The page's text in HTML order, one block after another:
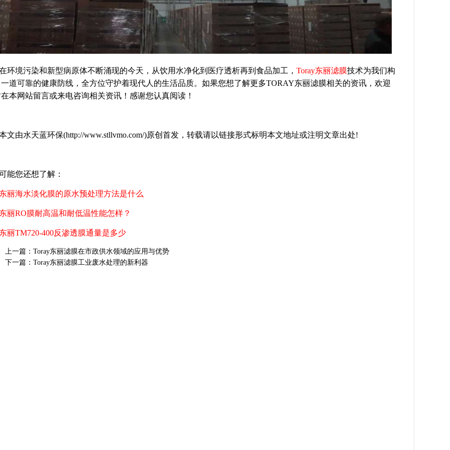
环境污染和新型病原体不断涌现的今天，从饮用水净化到医疗透析再到食品加工， Toray东丽滤膜技术为我们构
道可靠的健康防线，全方位守护着现代人的生活品质。如果您想了解更多TORAY东丽滤膜相关的资讯，欢迎
本网站留言或来电咨询相关资讯！感谢您认真阅读！
文由水天蓝环保(http://www.stllvmo.com/)原创首发，转载请以链接形式标明本文地址或注明文章出处!
能您还想了解：
丽海水淡化膜的原水预处理方法是什么
丽RO膜耐高温和耐低温性能怎样？
丽TM720-400反渗透膜通量是多少
上一篇： Toray东丽滤膜在市政供水领域的应用与优势
下一篇： Toray东丽滤膜工业废水处理的新利器